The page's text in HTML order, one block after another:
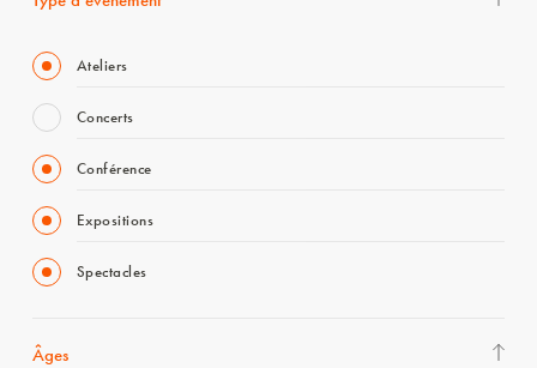
Ateliers
Concerts
Conférence
Expositions
Spectacles
Âges